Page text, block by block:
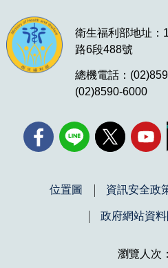
衛生福利部地址：
路6段488號
總機電話：
(02)8590-6000
位置圖 資訊安全政
政府網站資
瀏覽人次